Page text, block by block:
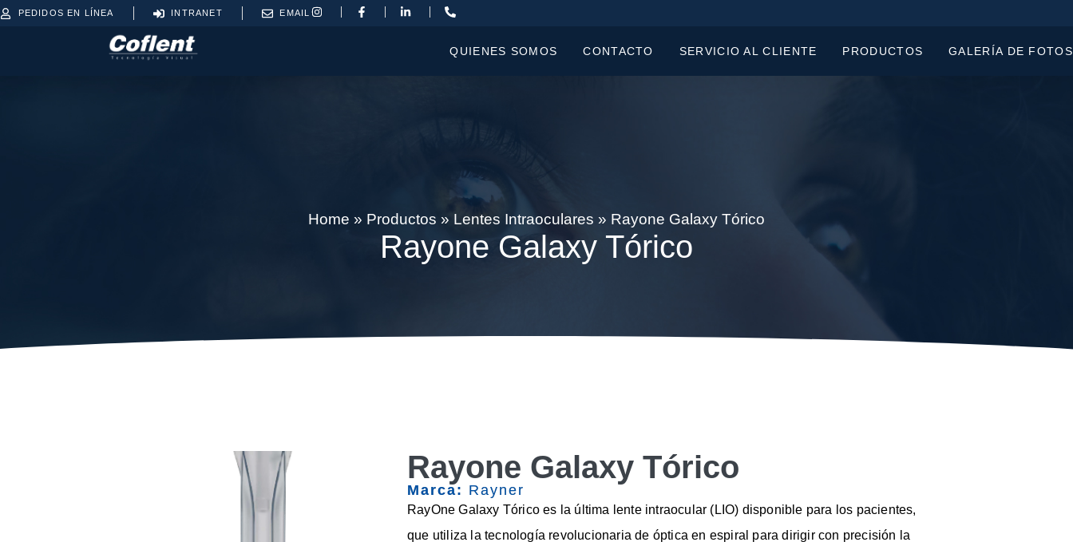
PEDIDOS EN LÍNEA INTRANET EMAIL
QUIENES SOMOS CONTACTO SERVICIO AL CLIENTE PRODUCTOS GALERÍA DE FOTOS
Home » Productos » Lentes Intraoculares » Rayone Galaxy Tórico
Rayone Galaxy Tórico
Rayone Galaxy Tórico
Marca: Rayner
RayOne Galaxy Tórico es la última lente intraocular (LIO) disponible para los pacientes,
que utiliza la tecnología revolucionaria de óptica en espiral para dirigir con precisión la